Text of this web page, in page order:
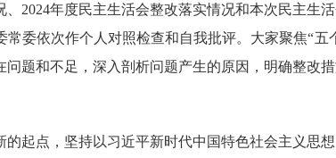
年度民主生活会整改落实情况和本次民主生
委依次作个人对照检查和自我批评。大家聚焦“五
题和不足，深入剖析问题产生的原因，明确整改
点，坚持以习近平新时代中国特色社会主义思